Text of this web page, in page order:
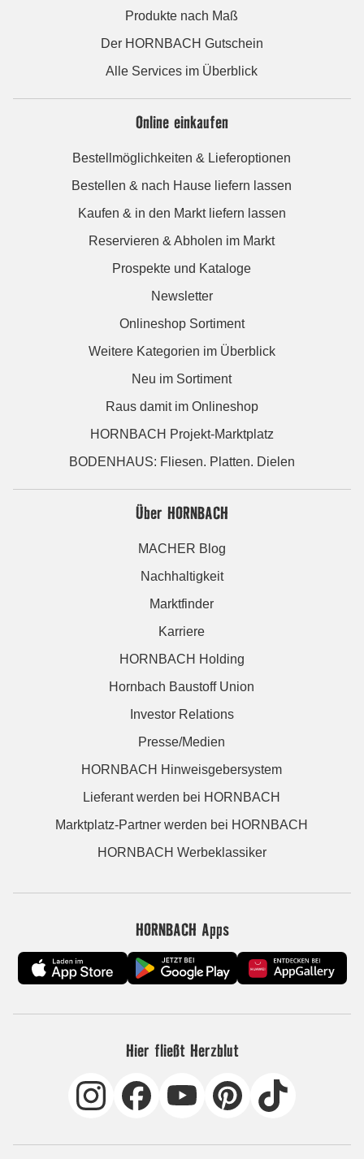
Produkte nach Maß
Der HORNBACH Gutschein
Alle Services im Überblick
Online einkaufen
Bestellmöglichkeiten & Lieferoptionen
Bestellen & nach Hause liefern lassen
Kaufen & in den Markt liefern lassen
Reservieren & Abholen im Markt
Prospekte und Kataloge
Newsletter
Onlineshop Sortiment
Weitere Kategorien im Überblick
Neu im Sortiment
Raus damit im Onlineshop
HORNBACH Projekt-Marktplatz
BODENHAUS: Fliesen. Platten. Dielen
Über HORNBACH
MACHER Blog
Nachhaltigkeit
Marktfinder
Karriere
HORNBACH Holding
Hornbach Baustoff Union
Investor Relations
Presse/Medien
HORNBACH Hinweisgebersystem
Lieferant werden bei HORNBACH
Marktplatz-Partner werden bei HORNBACH
HORNBACH Werbeklassiker
HORNBACH Apps
Hier fließt Herzblut